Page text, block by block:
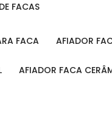
FACAS
FACA AFIADOR
AFIADOR FACA